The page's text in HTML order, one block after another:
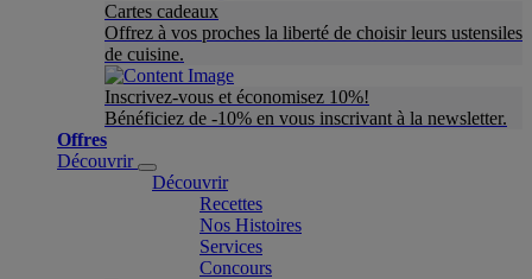
Cartes cadeaux
Offrez à vos proches la liberté de choisir leurs ustensiles
de cuisine.
Inscrivez-vous et économisez 10%!
Bénéficiez de -10% en vous inscrivant à la newsletter.
Offres
Découvrir
Découvrir
Recettes
Nos Histoires
Services
Concours